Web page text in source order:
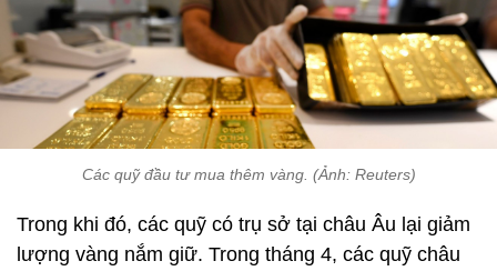
Các quỹ đầu tư mua thêm vàng. (Ảnh: Reuters)
Trong khi đó, các quỹ có trụ sở tại châu Âu lại giảm
lượng vàng nắm giữ. Trong tháng 4, các quỹ châu